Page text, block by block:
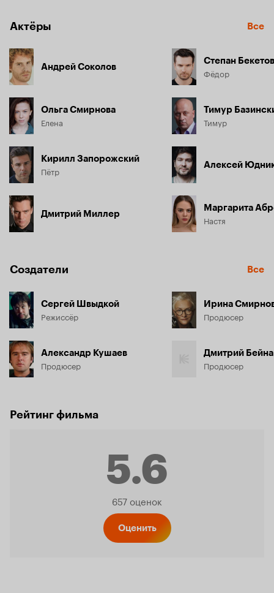
муж, который мечтает стать известным клоуном в цирке.
От таксиста Тимура уходит жена и он вынужден «плясать
быть, не стоит отчаиваться?
Актёры Все
Андрей Соколов
Ольга Смирнова
Елена
Кирилл Запорожский
Пётр
Дмитрий Миллер
Степан Бекетов
Фёдор
Тимур
Тимур
Алексей
Маргарита
Настя
Создатели Все
Сергей Швыдкой
Режиссёр
Александр Кушаев
Продюсер
Продюсер
Дмитрий
Продюсер
Рейтинг фильма
5.6
Рейтинг
657 оценок
Оценить